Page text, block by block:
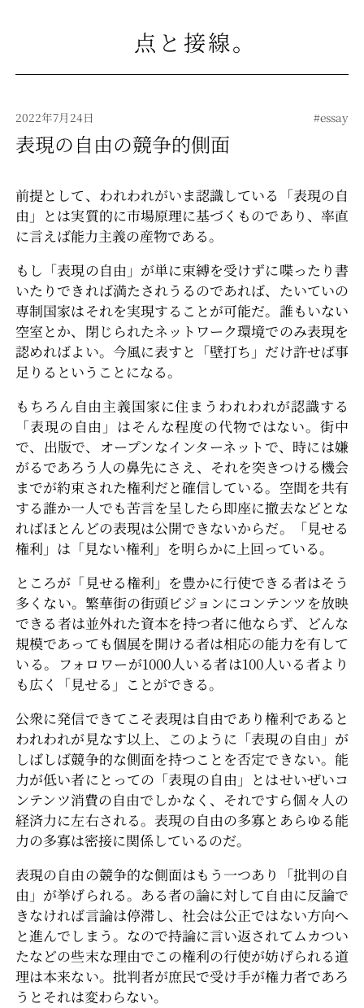
点と接線。
2022年7月24日 #essay
表現の自由の競争的側面
前提として、われわれがいま認識している「表現の自
由」とは実質的に市場原理に基づくものであり、率直
に言えば能力主義の産物である。
もし「表現の自由」が単に束縛を受けずに喋ったり書
いたりできれば満たされうるのであれば、たいていの
専制国家はそれを実現することが可能だ。誰もいない
空室とか、閉じられたネットワーク環境でのみ表現を
認めればよい。今風に表すと「壁打ち」だけ許せば事
足りるということになる。
もちろん自由主義国家に住まうわれわれが認識する
「表現の自由」はそんな程度の代物ではない。街中
で、出版で、オープンなインターネットで、時には嫌
がるであろう人の鼻先にさえ、それを突きつける機会
までが約束された権利だと確信している。空間を共有
する誰か一人でも苦言を呈したら即座に撤去などとな
ればほとんどの表現は公開できないからだ。「見せる
権利」は「見ない権利」を明らかに上回っている。
ところが「見せる権利」を豊かに行使できる者はそう
多くない。繁華街の街頭ビジョンにコンテンツを放映
できる者は並外れた資本を持つ者に他ならず、どんな
規模であっても個展を開ける者は相応の能力を有して
いる。フォロワーが1000人いる者は100人いる者より
も広く「見せる」ことができる。
公衆に発信できてこそ表現は自由であり権利であると
われわれが見なす以上、このように「表現の自由」が
しばしば競争的な側面を持つことを否定できない。能
力が低い者にとっての「表現の自由」とはせいぜいコ
ンテンツ消費の自由でしかなく、それですら個々人の
経済力に左右される。表現の自由の多寡とあらゆる能
力の多寡は密接に関係しているのだ。
表現の自由の競争的な側面はもう一つあり「批判の自
由」が挙げられる。ある者の論に対して自由に反論で
きなければ言論は停滞し、社会は公正ではない方向へ
と進んでしまう。なので持論に言い返されてムカつい
たなどの些末な理由でこの権利の行使が妨げられる道
理は本来ない。批判者が庶民で受け手が権力者であろ
うとそれは変わらない。